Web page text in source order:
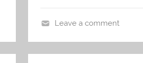
Leave a comment